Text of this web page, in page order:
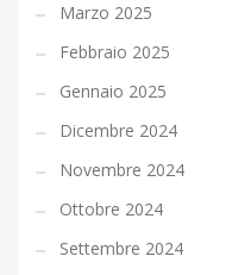
Marzo 2025
Febbraio 2025
Gennaio 2025
Dicembre 2024
Novembre 2024
Ottobre 2024
Settembre 2024